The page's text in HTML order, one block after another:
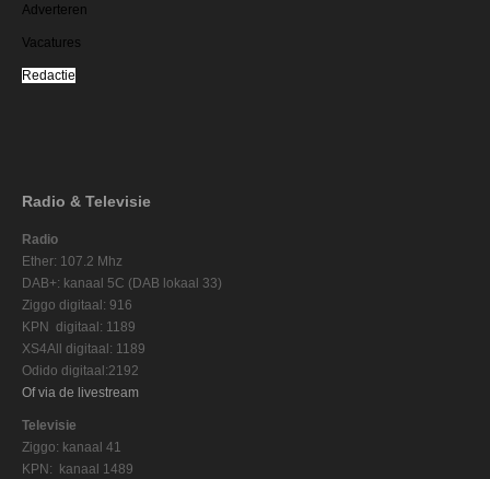
Adverteren
Vacatures
Redactie
Radio & Televisie
Radio
Ether: 107.2 Mhz
DAB+: kanaal 5C (DAB lokaal 33)
Ziggo digitaal: 916
KPN digitaal: 1189
XS4All digitaal: 1189
Odido digitaal:2192
Of via de livestream
Televisie
Ziggo: kanaal 41
KPN: kanaal 1489